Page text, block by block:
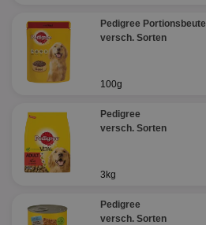
Pedigree Portionsbeutel
versch. Sorten
100g
Pedigree
versch. Sorten
3kg
Pedigree
versch. Sorten